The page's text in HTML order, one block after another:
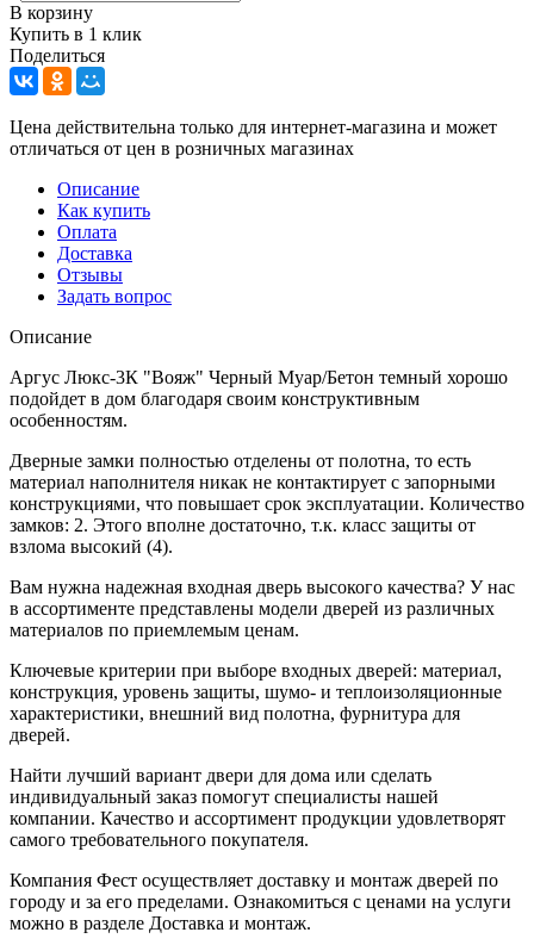
В корзину
Купить в 1 клик
Поделиться
Цена действительна только для интернет-магазина и может
отличаться от цен в розничных магазинах
Описание
Как купить
Оплата
Доставка
Отзывы
Задать вопрос
Описание
Аргус Люкс-3К "Вояж" Черный Муар/Бетон темный хорошо
подойдет в дом благодаря своим конструктивным
особенностям.
Дверные замки полностью отделены от полотна, то есть
материал наполнителя никак не контактирует с запорными
конструкциями, что повышает срок эксплуатации. Количество
замков: 2. Этого вполне достаточно, т.к. класс защиты от
взлома высокий (4).
Вам нужна надежная входная дверь высокого качества? У нас
в ассортименте представлены модели дверей из различных
материалов по приемлемым ценам.
Ключевые критерии при выборе входных дверей: материал,
конструкция, уровень защиты, шумо- и теплоизоляционные
характеристики, внешний вид полотна, фурнитура для
дверей.
Найти лучший вариант двери для дома или сделать
индивидуальный заказ помогут специалисты нашей
компании. Качество и ассортимент продукции удовлетворят
самого требовательного покупателя.
Компания Фест осуществляет доставку и монтаж дверей по
городу и за его пределами. Ознакомиться с ценами на услуги
можно в разделе Доставка и монтаж.